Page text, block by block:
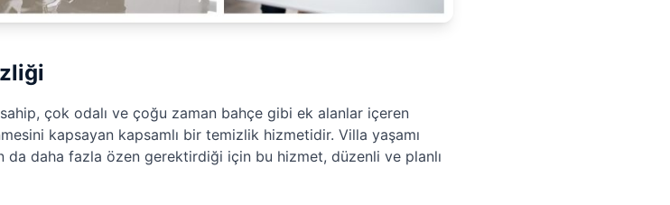
çok odalı ve çoğu zaman bahçe gibi ek alanlar içeren
kapsayan kapsamlı bir temizlik hizmetidir. Villa yaşamı
da daha fazla özen gerektirdiği için bu hizmet, düzenli ve planlı